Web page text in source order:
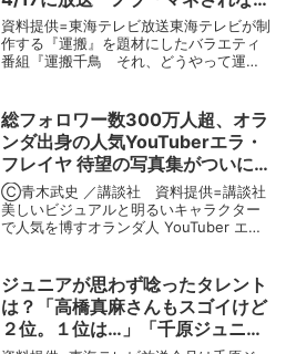
よう何か対策を(笑)」
資料提供=東海テレビ放送東海テレビが制
作する『運搬』を題材にしたバラエティ
番組『運搬千鳥 それ、どうやって運ぶ
国ネット）に放送決定。ＭＣに千鳥を迎
え、年１回春に...
総フォロワー数300万人超、オラ
ンダ出身の人気YouTuberエラ・
フレイヤ 待望の写真集がついに
発売決定！
Ⓒ青木武史 ／講談社 資料提供=講談社
美しいビジュアルと明るいキャラクター
で人気を博すオランダ人 YouTuber エ
繚蘭』が11/15（金） に発売され...
ジュニアが思わず唸ったタレント
は？「高橋真麻さんもスゴイけど
２位。１位は…」「千原ジュニア